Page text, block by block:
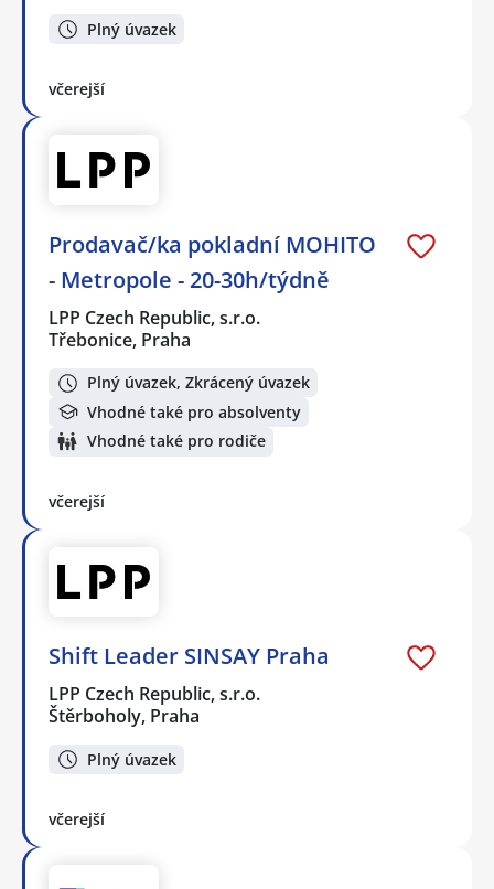
Plný úvazek
včerejší
Prodavač/ka pokladní MOHITO
- Metropole - 20-30h/týdně
LPP Czech Republic, s.r.o.
Třebonice, Praha
Plný úvazek, Zkrácený úvazek
Vhodné také pro absolventy
Vhodné také pro rodiče
včerejší
Shift Leader SINSAY Praha
LPP Czech Republic, s.r.o.
Štěrboholy, Praha
Plný úvazek
včerejší